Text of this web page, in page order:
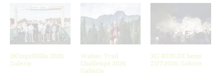
3Kings3Hills 2026:
Galerie
Walser Trail
Challenge 2026
Gallerie
XC-RUN.DE beim
ZUT2026: Galerie